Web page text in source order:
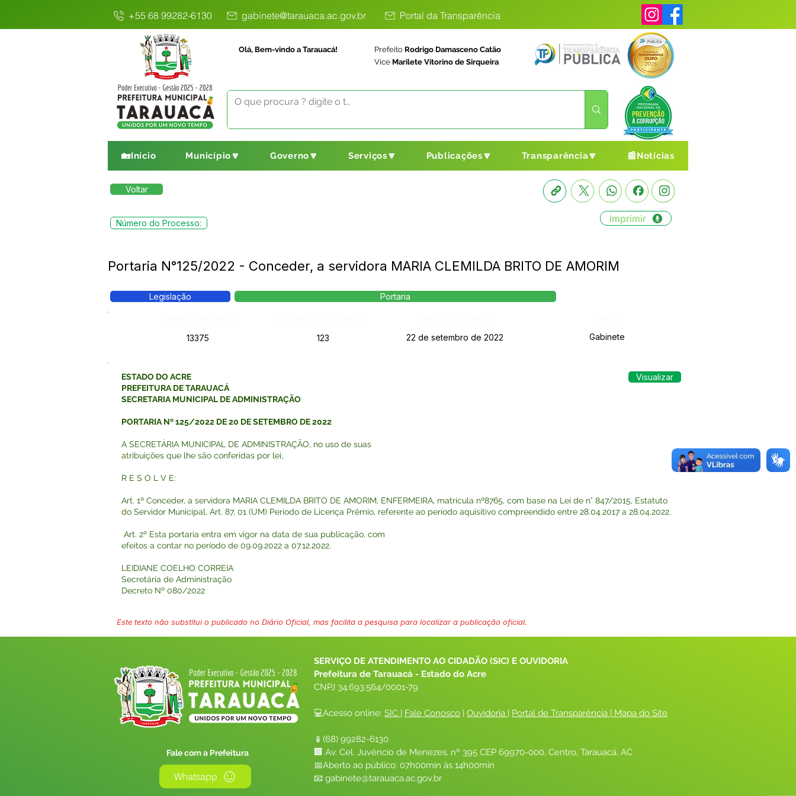
+55 68 99282-6130 gabinete@tarauaca.ac.gov.br Portal da Transparência
Olá, Bem-vindo a Tarauacá! Prefeito Rodrigo Damasceno Catão
Vice Marilete Vitorino de Sirqueira
🏡Início Município🔽 Governo🔽 Serviços🔽 Publicações🔽 Transparência🔽 📰Notícias
Voltar
Número do Processo: Imprimir
Portaria N°125/2022 - Conceder, a servidora MARIA CLEMILDA BRITO DE AMORIM
Legislação Portaria
13375
123 22 de setembro de 2022 Gabinete
ESTADO DO ACRE
PREFEITURA DE TARAUACÁ
SECRETARIA MUNICIPAL DE ADMINISTRAÇÃO
PORTARIA Nº 125/2022 DE 20 DE SETEMBRO DE 2022
A SECRETÁRIA MUNICIPAL DE ADMINISTRAÇÃO, no uso de suas
atribuições que lhe são conferidas por lei;
R E S O L V E:
Art. 1º Conceder, a servidora MARIA CLEMILDA BRITO DE AMORIM, ENFERMEIRA, matricula nº8765, com base na Lei de n° 847/2015, Estatuto
do Servidor Municipal, Art. 87, 01 (UM) Período de Licença Prêmio, referente ao período aquisitivo compreendido entre 28.04.2017 a 28.04.2022.
Art. 2º Esta portaria entra em vigor na data de sua publicação, com
efeitos a contar no período de 09.09.2022 a 07.12.2022.
LEIDIANE COELHO CORREIA
Secretária de Administração
Decreto Nº 080/2022
Visualizar
Este texto não substitui o publicado no Diário Oficial, mas facilita a pesquisa para localizar a publicação oficial.
Fale com a Prefeitura
Whatsapp
SERVIÇO DE ATENDIMENTO AO CIDADÃO (SIC) E OUVIDORIA
Prefeitura de Tarauacá - Estado do Acre
CNPJ 34.693.564/0001-79
💻Acesso online: SIC | Fale Conosco | Ouvidoria | Portal de Transparência | Mapa do Site
📱(68) 99282-6130
🏢 Av. Cel. Juvêncio de Menezes, nº 395 CEP 69970-000, Centro, Tarauacá, AC
📅Aberto ao público: 07h00min às 14h00min
📧 gabinete@tarauaca.ac.gov.br